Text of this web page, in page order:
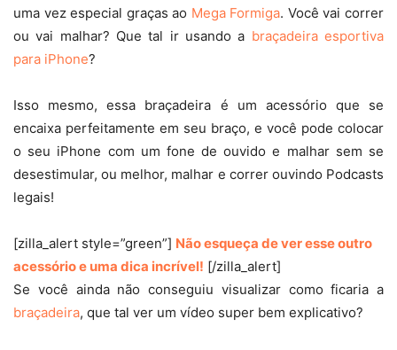
uma vez especial graças ao Mega Formiga. Você vai correr
ou vai malhar? Que tal ir usando a braçadeira esportiva
para iPhone?
Isso mesmo, essa braçadeira é um acessório que se
encaixa perfeitamente em seu braço, e você pode colocar
o seu iPhone com um fone de ouvido e malhar sem se
desestimular, ou melhor, malhar e correr ouvindo Podcasts
legais!
[zilla_alert style=”green”] Não esqueça de ver esse outro
acessório e uma dica incrível! [/zilla_alert]
Se você ainda não conseguiu visualizar como ficaria a
braçadeira, que tal ver um vídeo super bem explicativo?